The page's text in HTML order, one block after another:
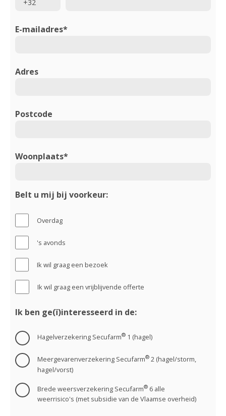
E-mailadres*
Adres
Postcode
Woonplaats*
Belt u mij bij voorkeur:
Overdag
's avonds
Ik wil graag een bezoek
Ik wil graag een vrijblijvende offerte
Ik ben ge(ï)interesseerd in de:
Hagelverzekering Secufarm®1 (hagel)
Meergevarenverzekering Secufarm®2 (hagel/storm,
hagel/vorst)
Brede weersverzekering Secufarm®6 alle
weerrisico's (met subsidie van de Vlaamse overheid)